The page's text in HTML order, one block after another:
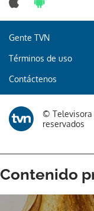
Gente TVN
Términos de uso
Contáctenos
© Televisora
reservados